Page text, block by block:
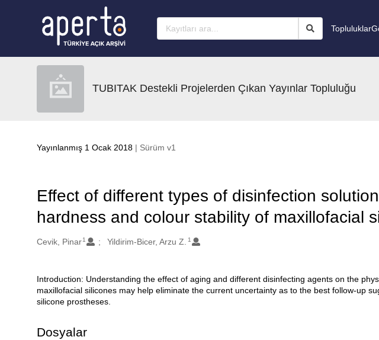
Topluluklar
TUBITAK Destekli Projelerden Çıkan Yayınlar Topluluğu
Yayınlanmış 1 Ocak 2018 | Sürüm v1
Effect of different types of disinfection
hardness and colour stability of maxillofacial
Oluşturanlar
Cevik, Pinar 1 Yildirim-Bicer, Arzu Z. 1
Açıklama
Introduction: Understanding the effect of aging and different disinfecting agents on the
maxillofacial silicones may help eliminate the current uncertainty as to the best follow-up
silicone prostheses.
Dosyalar